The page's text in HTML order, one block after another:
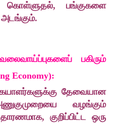
கொள்ளுதல், பங்குகளை
பகிரும்
Economy):
தேவையான
வழங்கும்
குறிப்பிட்ட ஒரு